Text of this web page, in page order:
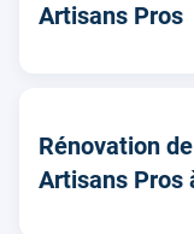
Artisans Pros
Rénovation
Artisans Pros